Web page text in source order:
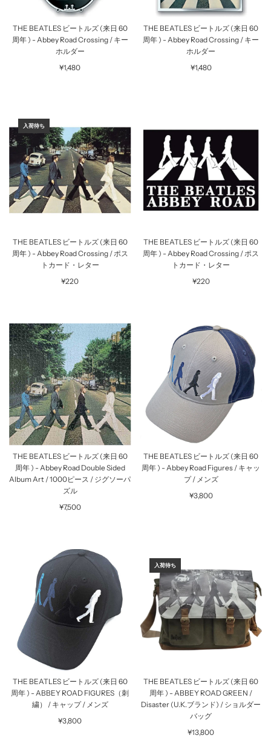
THE BEATLES ビートルズ (来日 60
周年 ) - Abbey Road Crossing / キー
ホルダー
¥1,480
THE BEATLES ビートルズ (来日 60
周年 ) - Abbey Road Crossing / キー
ホルダー
¥1,480
入荷待ち
THE BEATLES ビートルズ (来日 60
周年 ) - Abbey Road Crossing / ポス
トカード・レター
¥220
THE BEATLES ビートルズ (来日 60
周年 ) - Abbey Road Crossing / ポス
トカード・レター
¥220
THE BEATLES ビートルズ (来日 60
周年 ) - Abbey Road Double Sided
Album Art / 1000ピース / ジグソーパ
ズル
¥7,500
THE BEATLES ビートルズ (来日 60
周年 ) - Abbey Road Figures / キャッ
プ / メンズ
¥3,800
THE BEATLES ビートルズ (来日 60
周年 ) - ABBEY ROAD FIGURES（刺
繍） / キャップ / メンズ
¥3,800
入荷待ち
THE BEATLES ビートルズ (来日 60
周年 ) - ABBEY ROAD GREEN /
Disaster (U.K.ブランド) / ショルダー
バッグ
¥13,800